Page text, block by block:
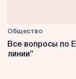
Общество
Все вопросы по
линии”